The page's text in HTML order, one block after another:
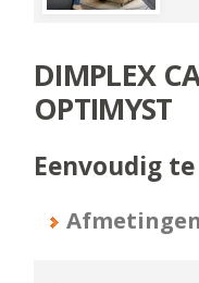
DIMPLEX
OPTIMYST
Eenvoudig